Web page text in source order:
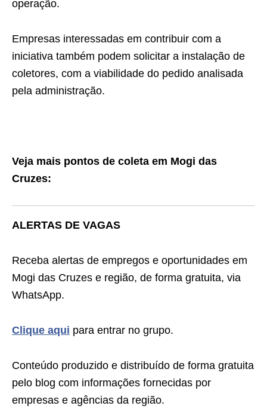
operação.
Empresas interessadas em contribuir com a
iniciativa também podem solicitar a instalação de
coletores, com a viabilidade do pedido analisada
pela administração.
Veja mais pontos de coleta em Mogi das
Cruzes:
ALERTAS DE VAGAS
Receba alertas de empregos e oportunidades em
Mogi das Cruzes e região, de forma gratuita, via
WhatsApp.
Clique aqui para entrar no grupo.
Conteúdo produzido e distribuído de forma gratuita
pelo blog com informações fornecidas por
empresas e agências da região.